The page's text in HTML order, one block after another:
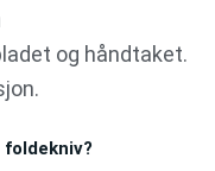
og håndtaket.